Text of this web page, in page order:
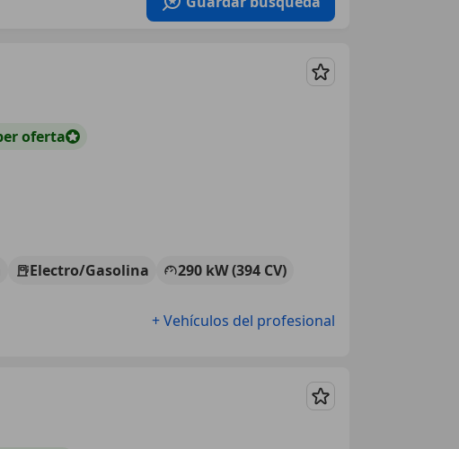
Guardar
oferta
Electro/Gasolina
290 kW (394 CV)
+ Vehículos del profesional
Guardar